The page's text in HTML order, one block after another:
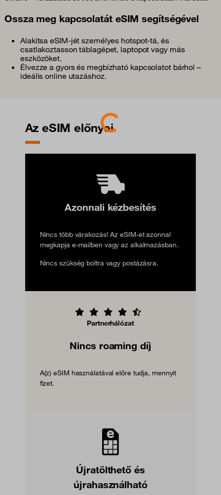
Ossza meg kapcsolatát eSIM segítségével
Alakítsa eSIM-jét személyes hotspot-tá, és
csatlakoztasson táblagépet, laptopot vagy más
eszközöket.
Élvezze a gyors és megbízható kapcsolatot bárhol –
ideális online utazáshoz.
Az eSIM előnyei
Azonnali kézbesítés
Nincs több várakozás! Az eSIM-et azonnal
megkapja e-mailben vagy az alkalmazásban.
Nincs szükség boltra vagy postázásra.
Partnerhálózat
Nincs roaming díj
A(z) eSIM használatával előre tudja, mennyit
fizet.
Újratölthető és
újrahasználható
Loading...